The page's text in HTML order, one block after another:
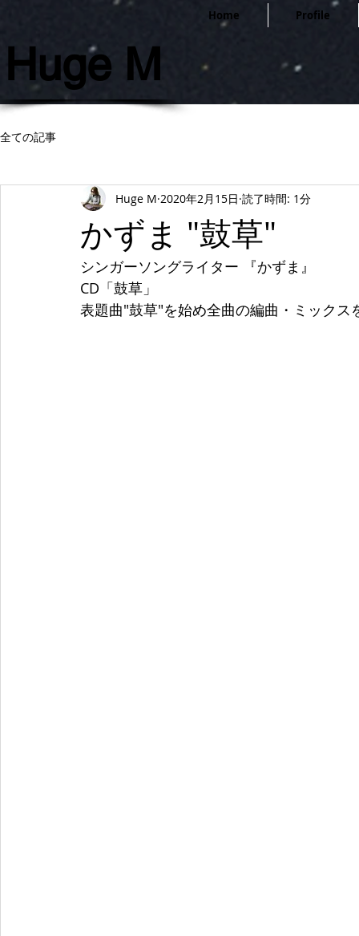
Home Profile
Huge M
全ての記事
かずま "鼓草"
Huge M 2020年2月15日 読了時間: 1分
シンガーソングライター 『かずま』
CD「鼓草」
表題曲"鼓草"を始め全曲の編曲・ミックス